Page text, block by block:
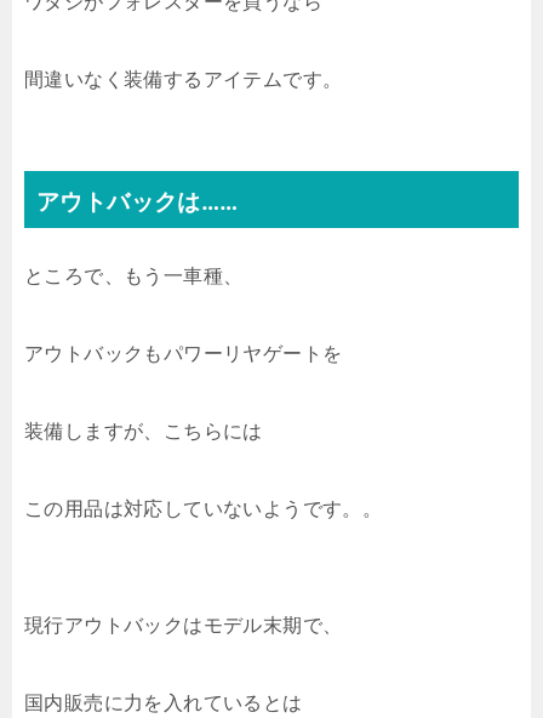
間違いなく装備するアイテムです。
アウトバックは……
ところで、もう一車種、
アウトバックもパワーリヤゲートを
装備しますが、こちらには
この用品は対応していないようです。。
現行アウトバックはモデル末期で、
国内販売に力を入れているとは